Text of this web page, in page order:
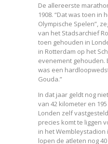
De allereerste
1908. “Dat was toen in
Olympische Spelen”,
van het Stadsarchief
toen gehouden in
in Rotterdam op het
evenement gehouden.
was een
Gouda.”
In dat jaar geldt nog
van 42 kilometer en
Londen zelf
precies komt te liggen
in het Wembleystadion
lopen de atleten nog